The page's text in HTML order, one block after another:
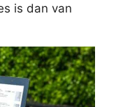
is dan van